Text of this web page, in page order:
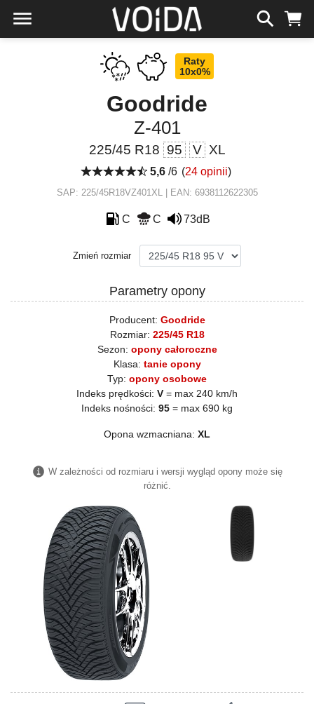
Raty
10x0%
Goodride
Z-401
225/45 R18 95 V XL
5,6/6 (24 opinii)
SAP: 225/45R18VZ401XL | EAN: 6938112622305
C C 73dB
Zmień rozmiar
Parametry opony
Producent: Goodride
Rozmiar: 225/45 R18
Sezon: opony całoroczne
Klasa: tanie opony
Typ: opony osobowe
Indeks prędkości: V = max 240 km/h
Indeks nośności: 95 = max 690 kg
Opona wzmacniana: XL
W zależności od rozmiaru i wersji wygląd opony może się
różnić.